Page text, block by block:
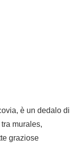
è un dedalo di
murales,
graziose